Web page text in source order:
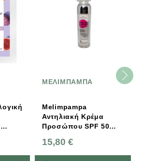
ΜΕΛΙΜΠΑΜΠΑ
Melimpampa
Αντηλιακή Κρέμα
Προσώπου SPF 50
BENECOS
Γρ.,